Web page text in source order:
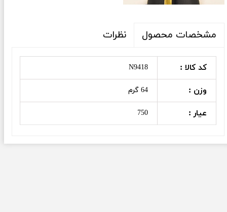
مشخصات محصول نظرات
کد کالا : N9418
وزن : 64 گرم
عیار : 750